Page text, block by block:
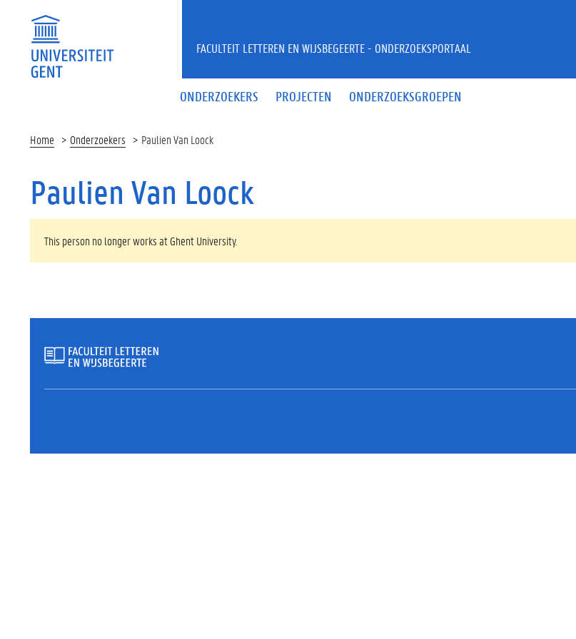
ONDERZOEKERS PROJECTEN ONDERZOEKSGROEPEN
FACULTEIT LETTEREN EN WIJSBEGEERTE - ONDERZOEKSPORTAAL
Home Onderzoekers Paulien Van Loock
Paulien Van Loock
WAARSCHUWINGSBERICHT
This person no longer works at Ghent University.